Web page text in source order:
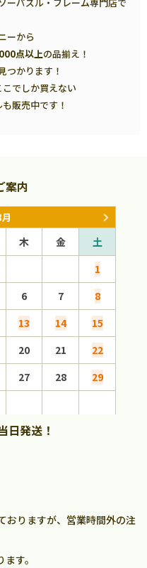
ーから
点以上の品揃え！
つかります！
でしか買えない
販売中です！
案内
木 金
土
1
6 7
8
13 14
15
20 21
22
27 28
29
日発送！
おりますが、営業時間外の注
す。